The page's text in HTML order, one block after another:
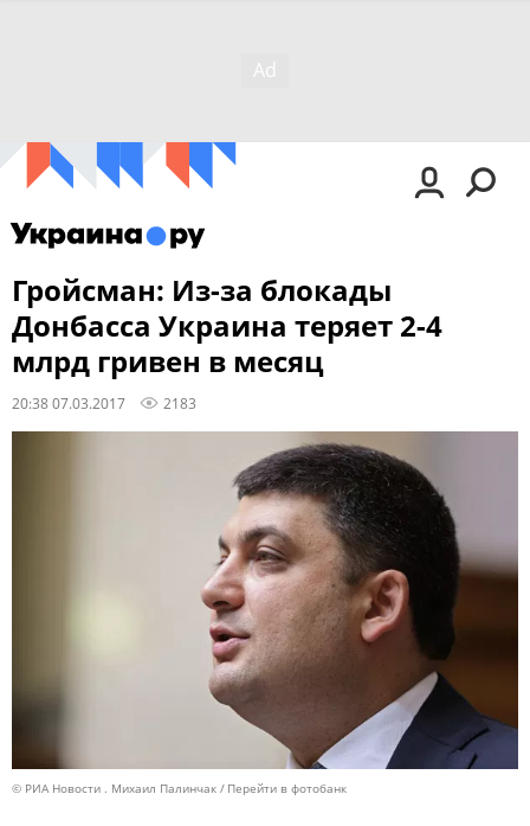
Гройсман: Из-за блокады
Донбасса Украина теряет 2-4
млрд гривен в месяц
20:38 07.03.2017 2183
© РИА Новости . Михаил Палинчак Перейти в фотобанк